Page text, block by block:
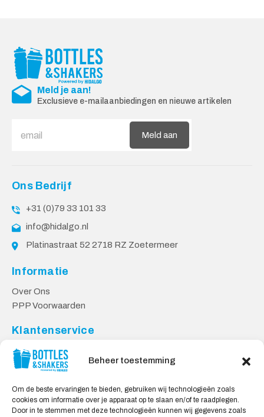
Beheer toestemming
Om de beste ervaringen te bieden, gebruiken wij technologieën zoals
cookies om informatie over je apparaat op te slaan en/of te raadplegen.
Door in te stemmen met deze technologieën kunnen wij gegevens zoals
Meld je aan!
Exclusieve e-mailaanbiedingen en nieuwe artikelen
Meld aan
Ons Bedrijf
+31 (0)79 33 101 33
info@hidalgo.nl
Platinastraat 52 2718 RZ Zoetermeer
Informatie
Over Ons
PPP Voorwaarden
Klantenservice
Contact
Levering & Retourneren
Veilig Shoppen